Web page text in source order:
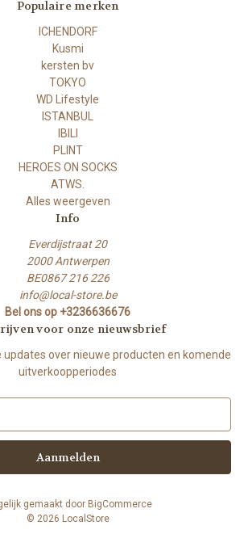
Populaire merken
ICHENDORF
Kusmi
kersten bv
TOKYO
WD Lifestyle
ISTANBUL
IBILI
PLINT
HEROES ON SOCKS
ATWS.
Alles weergeven
Info
Everdijstraat 20
2000 Antwerpen
BE0867 216 226
info@local-store.be
Bel ons op +3236636676
voor onze nieuwsbrief
updates over nieuwe producten en komende
uitverkoopperiodes
gemaakt door BigCommerce
© 2026 LocalStore